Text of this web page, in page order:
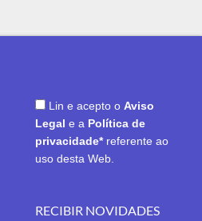
Lin e acepto o Aviso
Legal e a Política de
privacidade* referente ao
uso desta Web.
RECIBIR NOVIDADES